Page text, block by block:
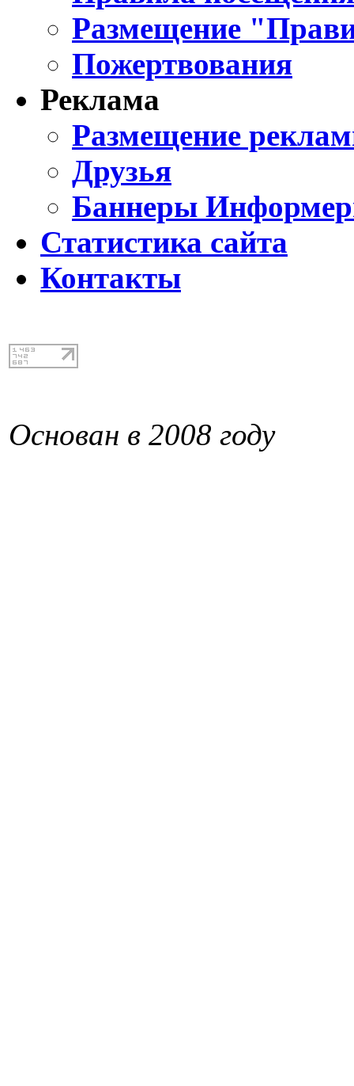
Размещение
Пожертвования
Реклама
Размещение
Друзья
Баннеры
Статистика сайта
Контакты
Основан в 2008 году